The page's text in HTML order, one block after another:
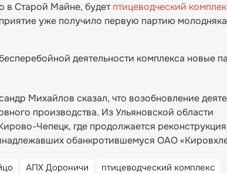
в Старой Майне, будетптицеводческий
уже получило первую партию
деятельности комплекса новые
Михайлов сказал, что возобновление
производства. Из Ульяновской области
Чепецк, где продолжается
обанкротившемуся ОАО
АПХ Дороничи птицеводческий комплекс